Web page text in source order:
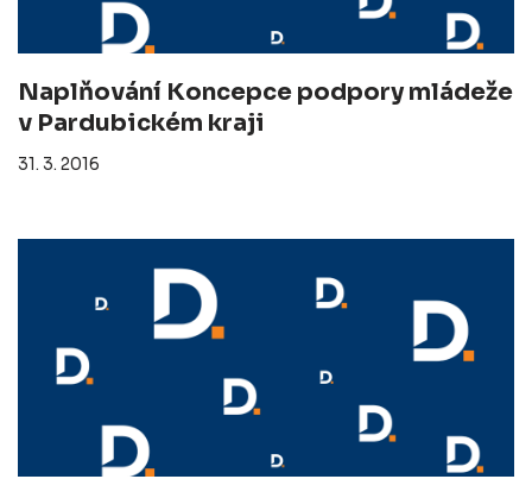
Naplňování Koncepce podpory mládeže
v Pardubickém kraji
31. 3. 2016